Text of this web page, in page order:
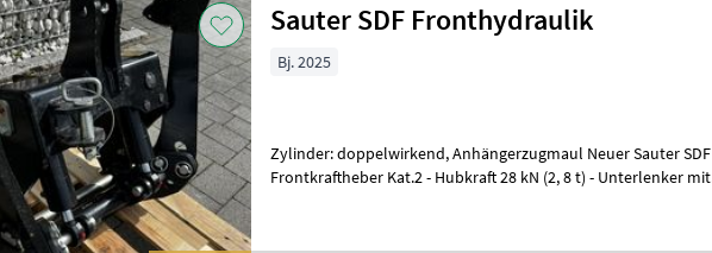
Sauter SDF Fronthydraulik
Bj. 2025
Zylinder: doppelwirkend, Anhängerzugmaul Neuer Sauter SDF
Frontkraftheber Kat.2 - Hubkraft 28 kN (2, 8 t) - Unterlenker mit